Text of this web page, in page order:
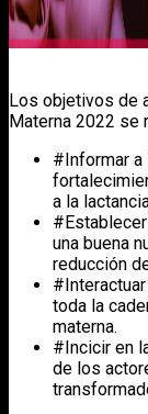
Los objetivos de
Materna 2022 se
#Informar a
a la
una buena
reducción
toda la
materna.
#Incicir en
de los